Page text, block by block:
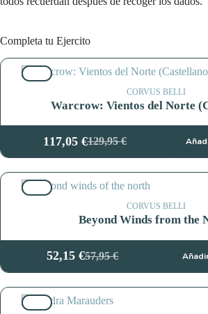
Completa tu Ejercito
CORVUS BELLI
Warcrow: Vientos del Norte
129,95€
El
precio
original
era:
129,95 €.
117,05 €El
precio
actual
es:
117,05 €.CORVUS BELLI
Beyond Winds from the
57,95€
El
precio
original
era:
52,15€El
precio
actual
es: